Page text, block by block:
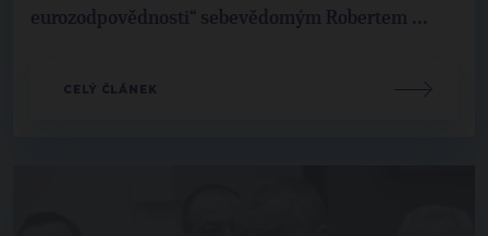
eurozodpovědnosti“ sebevědomým Robertem ...
CELÝ ČLÁNEK